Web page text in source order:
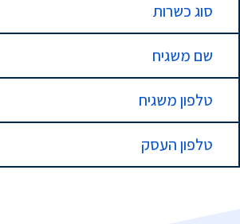
סוג כשרות
שם משגיח
טלפון משגיח
טלפון העסק